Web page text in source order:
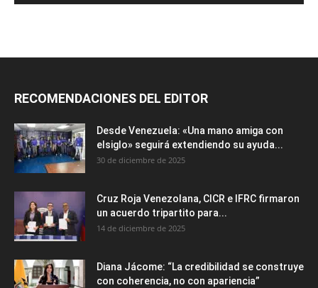
RECOMENDACIONES DEL EDITOR
Desde Venezuela: «Una mano amiga con
elsiglo» seguirá extendiendo su ayuda...
30 de diciembre de 2025
Cruz Roja Venezolana, CICR e IFRC firmaron
un acuerdo tripartito para...
14 de diciembre de 2025
Diana Jácome: “La credibilidad se construye
con coherencia, no con apariencia”